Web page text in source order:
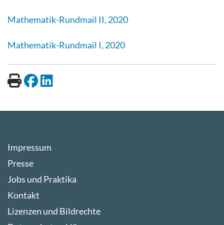
Mathematik-Rundmail II, 2020
Mathematik-Rundmail I, 2020
Impressum
Presse
Jobs und Praktika
Kontakt
Lizenzen und Bildrechte